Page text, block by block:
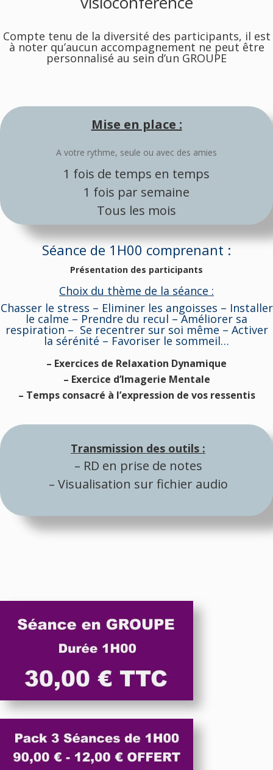
Compte tenu de la diversité des participants, il est
à noter qu’aucun accompagnement ne peut être
personnalisé au sein d’un GROUPE
Mise en place :
A votre rythme, seule ou avec des amies
1 fois de temps en temps
1 fois par semaine
Tous les mois
Séance de 1H00 comprenant :
Présentation des participants
Choix du thème de la séance :
Chasser le stress – Eliminer les angoisses – Installer
le calme – Prendre du recul – Améliorer sa
respiration – Se recentrer sur soi même – Activer
la sérénité – Favoriser le sommeil…
– Exercices de Relaxation Dynamique
– Exercice d’Imagerie Mentale
– Temps consacré à l’expression de vos ressentis
Transmission des outils :
– RD en prise de notes
– Visualisation sur fichier audio